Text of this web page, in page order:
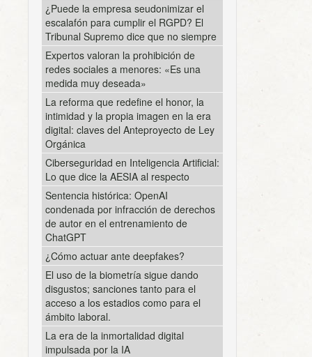
¿Puede la empresa seudonimizar el
escalafón para cumplir el RGPD? El
Tribunal Supremo dice que no siempre
Expertos valoran la prohibición de
redes sociales a menores: «Es una
medida muy deseada»
La reforma que redefine el honor, la
intimidad y la propia imagen en la era
digital: claves del Anteproyecto de Ley
Orgánica
Ciberseguridad en Inteligencia Artificial:
Lo que dice la AESIA al respecto
Sentencia histórica: OpenAI
condenada por infracción de derechos
de autor en el entrenamiento de
ChatGPT
¿Cómo actuar ante deepfakes?
El uso de la biometría sigue dando
disgustos; sanciones tanto para el
acceso a los estadios como para el
ámbito laboral.
La era de la inmortalidad digital
impulsada por la IA